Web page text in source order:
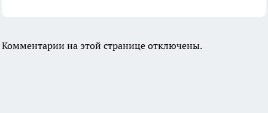
Комментарии на этой странице отключены.